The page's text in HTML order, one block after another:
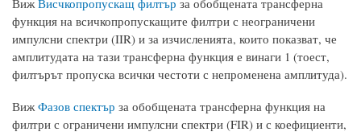
функция на всичкопропускащите филтри с неограничени
импулсни спектри (IIR) и за изчисленията, които показват, че
амплитудата на тази трансферна функция е винаги 1 (тоест,
филтърът пропуска всички честоти с непроменена амплитуда).
Виж Фазов спектър за обобщената трансферна функция на
филтри с ограничени импулсни спектри (FIR) и с коефициенти,